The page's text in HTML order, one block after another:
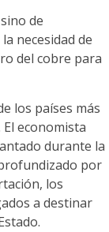
de
necesidad de
del cobre para
los países más
economista
durante la
por
los
a destinar